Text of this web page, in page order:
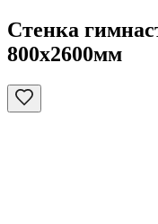
Стенка
800х2600мм